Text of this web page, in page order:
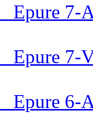
7-
7-
6-